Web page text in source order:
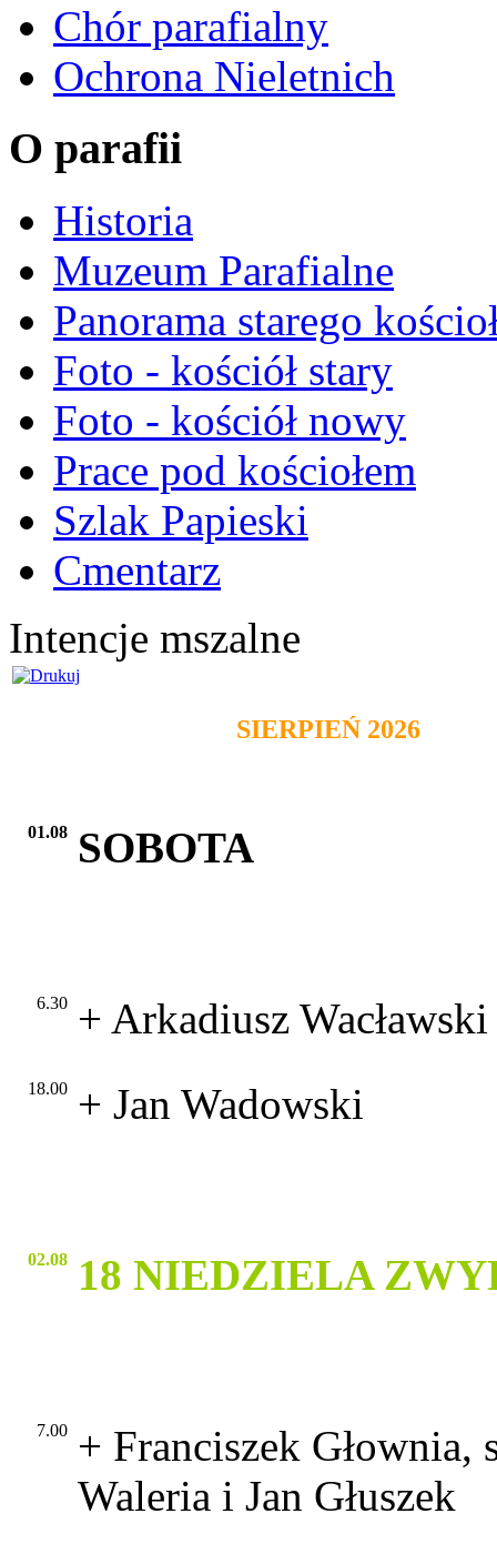
Chór parafialny
Ochrona Nieletnich
O parafii
Historia
Muzeum Parafialne
Panorama starego
Foto - kościół stary
Foto - kościół nowy
Prace pod kościołem
Szlak Papieski
Cmentarz
Intencje mszalne
SIERPIEŃ 2026
01.08 SOBOTA
6.30 + Arkadiusz Wacławski
18.00 + Jan Wadowski
02.08 18 NIEDZIELA
7.00
+ Franciszek Głownia,
Waleria i Jan Głuszek